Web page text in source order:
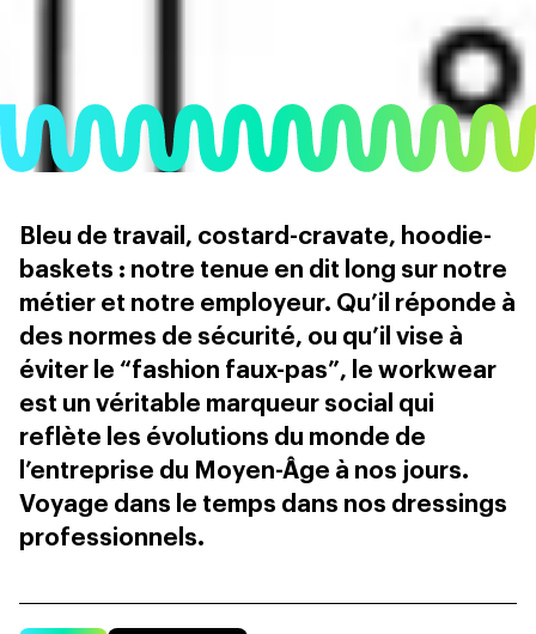
Bleu de travail, costard-cravate, hoodie-
baskets : notre tenue en dit long sur notre
métier et notre employeur. Qu’il réponde à
des normes de sécurité, ou qu’il vise à
éviter le “fashion faux-pas”, le workwear
est un véritable marqueur social qui
reflète les évolutions du monde de
l’entreprise du Moyen-Âge à nos jours.
Voyage dans le temps dans nos dressings
professionnels.